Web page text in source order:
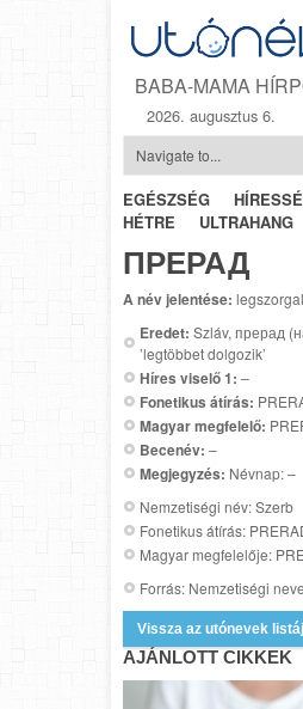
BABA-MAMA
2026. augusztus 6.
EGÉSZSÉG
HÉTRE
ULTRAHANG
ПРЕРАД
A név jelentése:
Eredet: Szláv, прерад
’legtöbbet dolgozik’
Híres viselő 1: –
Fonetikus átírás:
Magyar megfelelő:
Becenév: –
Megjegyzés: Névnap: –
Nemzetiségi név: Szerb
Fonetikus átírás:
Magyar megfelelője:
Forrás: Nemzetiségi
Vissza az utónevek
AJÁNLOTT CIKKEK